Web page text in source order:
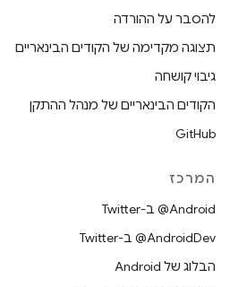
להסבר על ההורדה
תצוגה מקדימה של הקודים הבינאריים
גיבוי קושחה
הקודים הבינאריים של מנהל ההתקן
GitHub
המרכז
‎@Android ב-Twitter
‎@AndroidDev ב-Twitter
הבלוג של Android